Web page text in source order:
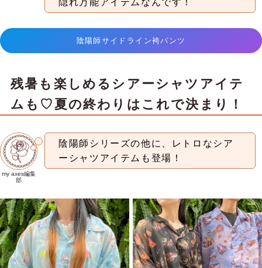
陰陽師サイドライン袴パンツ
残暑も楽しめるシアーシャツアイテ
ムも♡夏の終わりはこれで決まり！
my axes編集
部
陰陽師シリーズの他に、レトロなシア
ーシャツアイテムも登場！